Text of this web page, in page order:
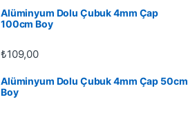
Alüminyum Dolu Çubuk 4mm Çap
100cm Boy
₺109,00
Alüminyum Dolu Çubuk 4mm Çap 50cm
Boy